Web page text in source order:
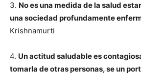
3. No es una medida de la salud
una sociedad profundamente
Krishnamurti
4. Un actitud saludable es
tomarla de otras personas, se un